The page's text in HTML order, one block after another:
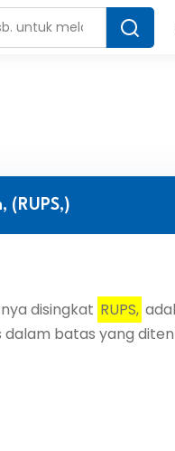
Regulasi
Regulasi
Pengkajian
(RUPS,)
disingkat RUPS,
batas yang